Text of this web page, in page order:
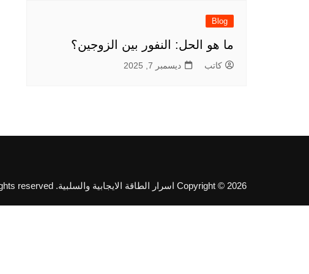
Blog
ما هو الحل: النفور بين الزوجين؟
كاتب ديسمبر 7, 2025
Copyright © 2026 اسرار الطاقة الايجابية والسلبية. All rights reserved.